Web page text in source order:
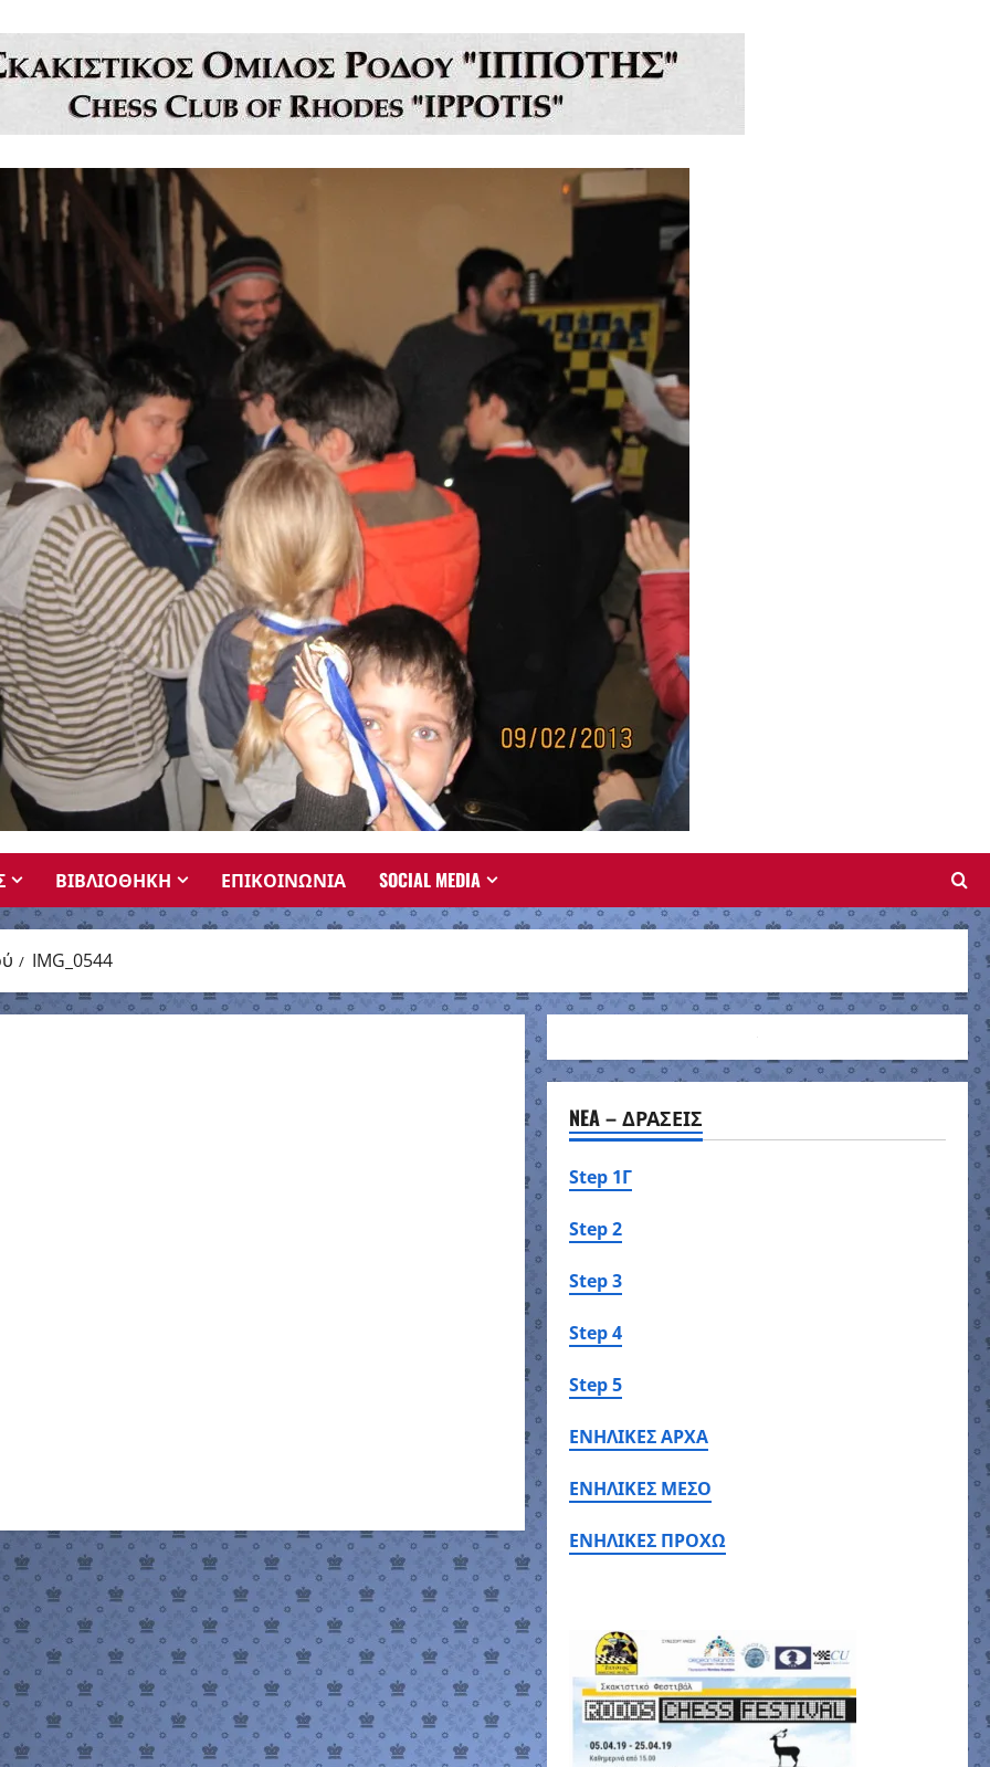
ΒΙΒΛΙΟΘΗΚΗ ΕΠΙΚΟΙΝΩΝΙΑ SOCIAL MEDIA
IMG_0544
NEA – ΔΡΑΣΕΙΣ
Step 1Γ
Step 2
Step 3
Step 4
Step 5
ΕΝΗΛΙΚΕΣ ΑΡΧΑ
ΕΝΗΛΙΚΕΣ ΜΕΣΟ
ΕΝΗΛΙΚΕΣ ΠΡΟΧΩ